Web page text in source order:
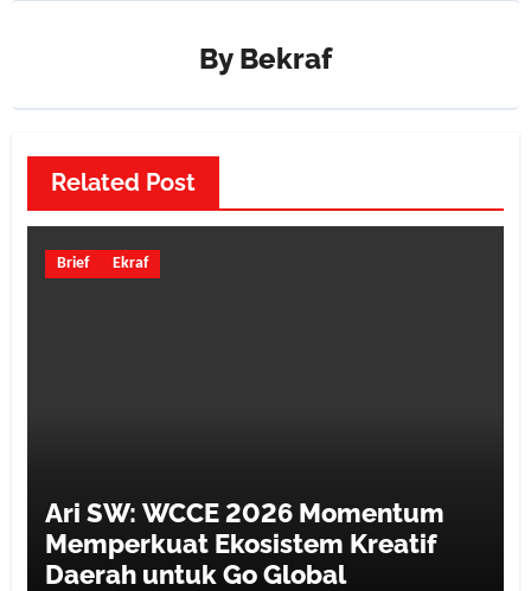
By Bekraf
Related Post
Brief Ekraf
Ari SW: WCCE 2026 Momentum
Memperkuat Ekosistem Kreatif
Daerah untuk Go Global